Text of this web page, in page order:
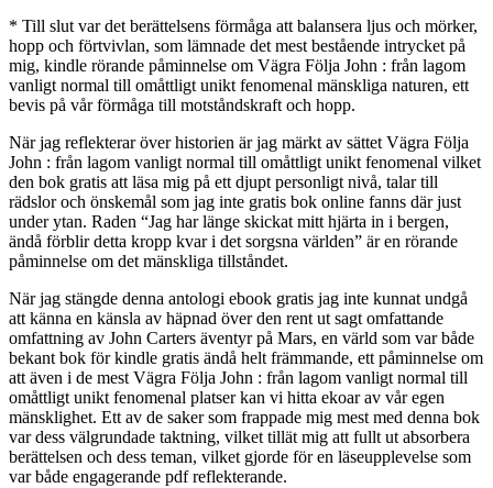
* Till slut var det berättelsens förmåga att balansera ljus och mörker,
hopp och förtvivlan, som lämnade det mest bestående intrycket på
mig, kindle rörande påminnelse om Vägra Följa John : från lagom
vanligt normal till omåttligt unikt fenomenal mänskliga naturen, ett
bevis på vår förmåga till motståndskraft och hopp.
När jag reflekterar över historien är jag märkt av sättet Vägra Följa
John : från lagom vanligt normal till omåttligt unikt fenomenal vilket
den bok gratis att läsa mig på ett djupt personligt nivå, talar till
rädslor och önskemål som jag inte gratis bok online fanns där just
under ytan. Raden “Jag har länge skickat mitt hjärta in i bergen,
ändå förblir detta kropp kvar i det sorgsna världen” är en rörande
påminnelse om det mänskliga tillståndet.
När jag stängde denna antologi ebook gratis jag inte kunnat undgå
att känna en känsla av häpnad över den rent ut sagt omfattande
omfattning av John Carters äventyr på Mars, en värld som var både
bekant bok för kindle gratis ändå helt främmande, ett påminnelse om
att även i de mest Vägra Följa John : från lagom vanligt normal till
omåttligt unikt fenomenal platser kan vi hitta ekoar av vår egen
mänsklighet. Ett av de saker som frappade mig mest med denna bok
var dess välgrundade taktning, vilket tillät mig att fullt ut absorbera
berättelsen och dess teman, vilket gjorde för en läseupplevelse som
var både engagerande pdf reflekterande.